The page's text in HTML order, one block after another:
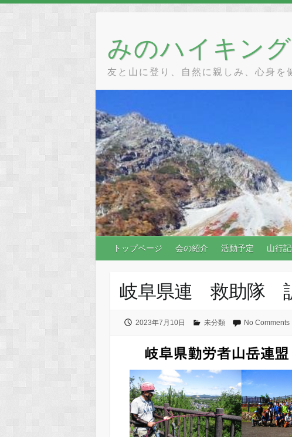
content
みのハイキン
友と山に登り、自然に親しみ、心身を
トップページ 会の紹介 活動予定 山行
岐阜県連 救助隊
2023年7月10日 未分類 No Comments